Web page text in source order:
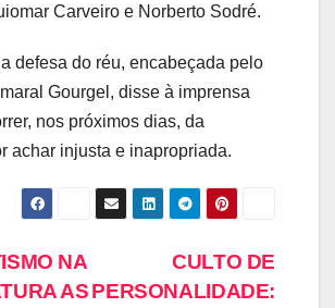
Carveiro e Norberto Sodré.
defesa do réu, encabeçada pelo
Gourgel, disse à imprensa
nos próximos dias, da
achar injusta e inapropriada.
CULTO DE
PERSONALIDADE:
NA
AS